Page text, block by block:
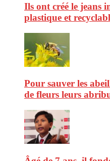
Ils ont créé le jeans
plastique et
Pour sauver les
de fleurs leurs